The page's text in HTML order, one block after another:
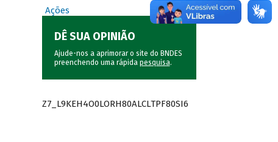
Ações
DÊ SUA OPINIÃO
Ajude-nos a aprimorar o site do BNDES
preenchendo uma rápida pesquisa.
Z7_L9KEH4O0LORH80ALCLTPF80SI6